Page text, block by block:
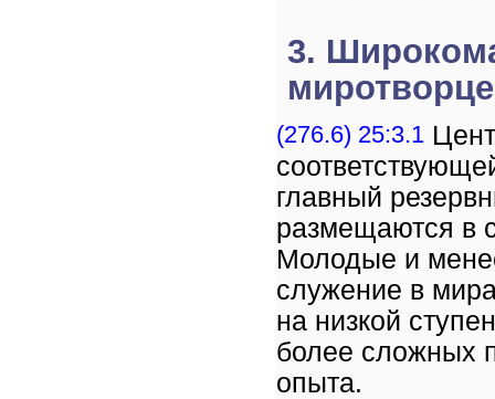
3.
(276.6) 25:3.1
главный
размещаются в
Молодые и
служение в
на низкой
более сложных
опыта.